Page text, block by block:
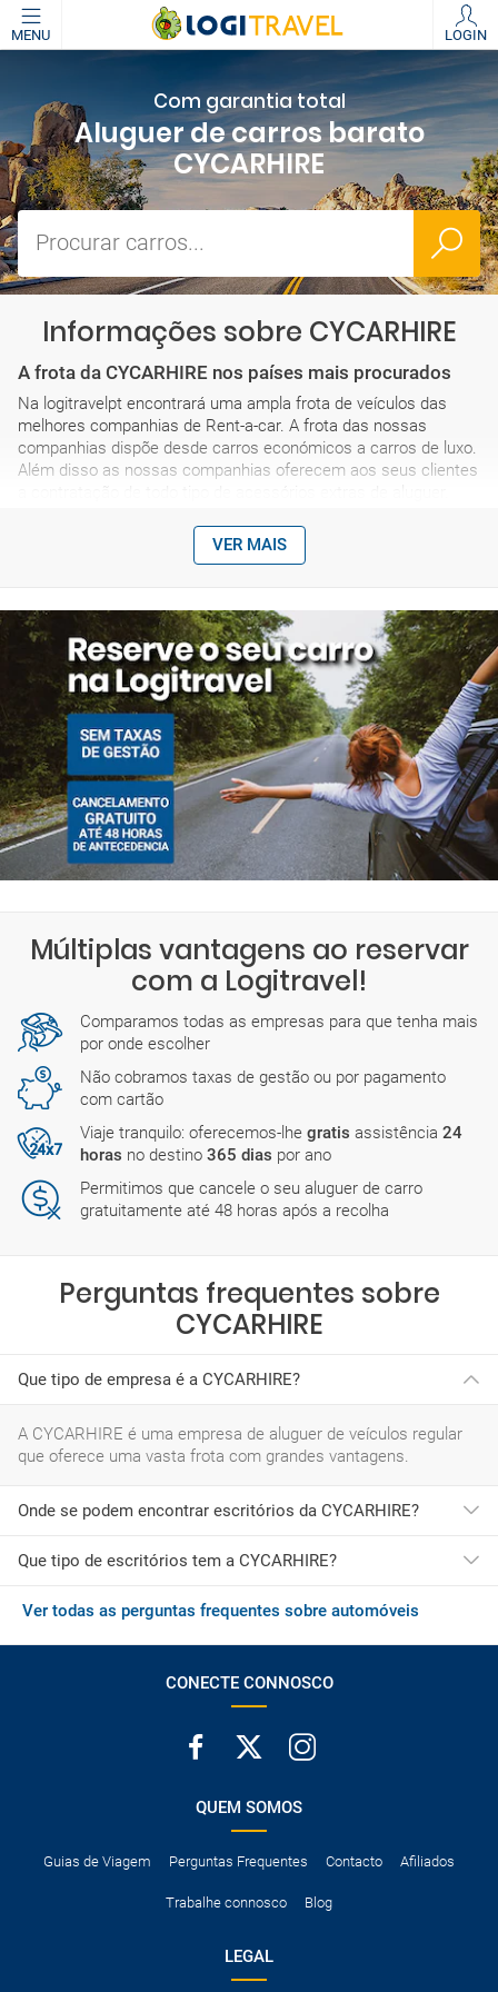
MENU LOGIN
Com garantia total
Aluguer de carros barato
CYCARHIRE
Procurar carros...
Informações sobre CYCARHIRE
A frota da CYCARHIRE nos países mais procurados
Na logitravelpt encontrará uma ampla frota de veículos das
melhores companhias de Rent-a-car. A frota das nossas
companhias dispõe desde carros económicos a carros de luxo.
Além disso as nossas companhias oferecem aos seus clientes
VER MAIS
Múltiplas vantagens ao reservar
com a Logitravel!
Comparamos todas as empresas para que tenha mais
por onde escolher
Não cobramos taxas de gestão ou por pagamento
com cartão
Viaje tranquilo: oferecemos-lhe gratis assistência 24
horas no destino 365 dias por ano
Permitimos que cancele o seu aluguer de carro
gratuitamente até 48 horas após a recolha
Perguntas frequentes sobre
CYCARHIRE
Que tipo de empresa é a CYCARHIRE?
A CYCARHIRE é uma empresa de aluguer de veículos regular
que oferece uma vasta frota com grandes vantagens.
Onde se podem encontrar escritórios da CYCARHIRE?
Os escritórios da CYCARHIRE estão localizados principalmente
Os escritórios da CYCARHIRE estão localizados principalmente
Que tipo de escritórios tem a CYCARHIRE?
A maioria dos escritórios da CYCARHIRE está localizada no
Ver todas as perguntas frequentes sobre automóveis
CONECTE CONNOSCO
QUEM SOMOS
Guias de Viagem Perguntas Frequentes Contacto Afiliados
Trabalhe connosco Blog
LEGAL